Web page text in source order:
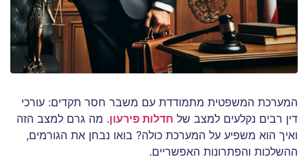
המערכת המשפטית מתמודדת עם משבר חסר תקדים: עורכי
דין רבים נקלעים למצב של חדלות פירעון. מה גרם למצב הזה
ואיך הוא משפיע על המערכת כולה? בואו נבחן את הגורמים,
ההשלכות והפתרונות האפשריים.